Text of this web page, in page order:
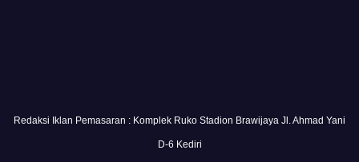
Redaksi Iklan Pemasaran : Komplek Ruko Stadion Brawijaya Jl. Ahmad Yani
D-6 Kediri